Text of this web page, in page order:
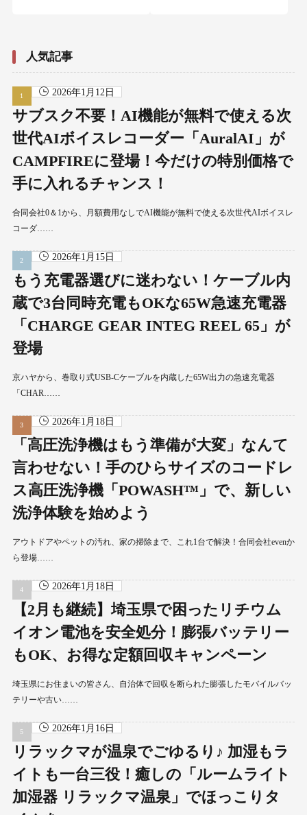
人気記事
2026年1月12日
サブスク不要！AI機能が無料で使える次
世代AIボイスレコーダー「AuralAI」が
CAMPFIREに登場！今だけの特別価格で
手に入れるチャンス！
合同会社0＆1から、月額費用なしでAI機能が無料で使える次世代AIボイスレ
コーダ……
2026年1月15日
もう充電器選びに迷わない！ケーブル内
蔵で3台同時充電もOKな65W急速充電器
「CHARGE GEAR INTEG REEL 65」が
登場
京ハヤから、巻取り式USB-Cケーブルを内蔵した65W出力の急速充電器
「CHAR……
2026年1月18日
「高圧洗浄機はもう準備が大変」なんて
言わせない！手のひらサイズのコードレ
ス高圧洗浄機「POWASH™」で、新しい
洗浄体験を始めよう
アウトドアやペットの汚れ、家の掃除まで、これ1台で解決！合同会社evenか
ら登場……
2026年1月18日
【2月も継続】埼玉県で困ったリチウム
イオン電池を安全処分！膨張バッテリー
もOK、お得な定額回収キャンペーン
埼玉県にお住まいの皆さん、自治体で回収を断られた膨張したモバイルバッ
テリーや古い……
2026年1月16日
リラックマが温泉でごゆるり♪ 加湿もラ
イトも一台三役！癒しの「ルームライト
加湿器 リラックマ温泉」でほっこりタ